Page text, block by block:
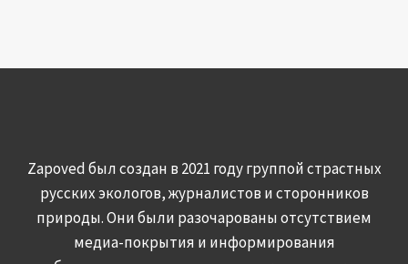
Zapoved был создан в 2021 году группой страстных
русских экологов, журналистов и сторонников
природы. Они были разочарованы отсутствием
медиа-покрытия и информирования